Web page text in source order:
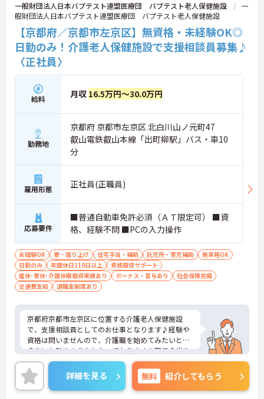
一般財団法人日本バプテスト連盟医療団 バプテスト老人保健施設
一
般財団法人日本バプテスト連盟医療団 バプテスト老人保健施設
【京都府／京都市左京区】無資格・未経験OK◎
日勤のみ！介護老人保健施設で支援相談員募集♪
〈正社員〉
給料 月収 16.5万円～30.0万円
勤務地
京都府 京都市左京区 北白川山ノ元町47
叡山電鉄叡山本線「出町柳駅」バス・車10
分
雇用形態 正社員(正職員)
応募要件
■普通自動車免許必須（ＡＴ限定可） ■資
格、経験不問 ■PCの入力操作
未経験OK 寮・借り上げ 住宅手当・補助 託児所・育児補助
無資格OK
日勤のみ
年間休日110日以上
資格取得サポート
産休･育休･介護休暇取得実績あり
ボーナス・賞与あり
社会保険完備
交通費支給
退職金制度あり
京都府京都市左京区に位置する介護老人保健施設
で、支援相談員としてのお仕事となります♪経験や
資格は問いませんので、介護職を始めてみたいとい
う方にお勧めの求人となっております！職員食堂や
リフレッシュ休暇ありなど、福利厚生が充実してい
る環境でお仕事できます！ご興味ある方は面接ポイ
ントをお伝えしますので、お気軽にお問い合わせく
ださい♪
詳細を見る 無料 紹介してもらう